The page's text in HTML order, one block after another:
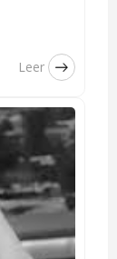
Leer